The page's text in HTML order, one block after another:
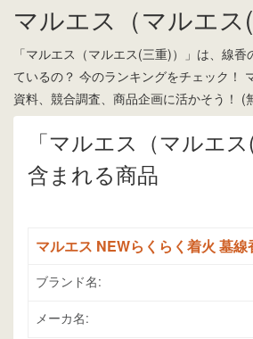
マルエス（マルエス(
「マルエス（マルエス(三重)）」は、線
ているの？ 今のランキングをチェック！
資料、競合調査、商品企画に活かそう！ (
「マルエス（マルエ
含まれる商品
マルエス NEWらくらく着火 墓線
ブランド名:
メーカ名: